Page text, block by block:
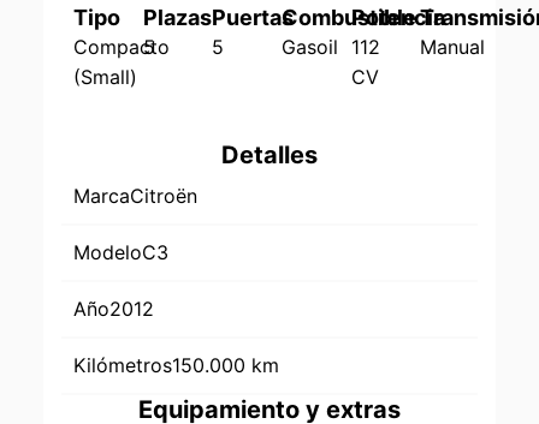
Tipo
Compacto
(Small)
Plazas
5
Puertas
5
Combustible
Gasoil
Potencia
112
CV
Manual
Detalles
MarcaCitroën
ModeloC3
Año2012
Kilómetros150.000 km
Equipamiento y extras